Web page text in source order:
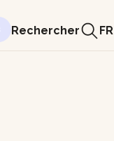
Rechercher FR